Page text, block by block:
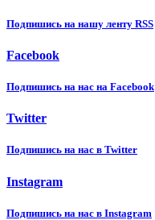
Подпишиcь на нашу ленту RSS
Facebook
Подпишиcь на нас на Facebook
Twitter
Подпишиcь на нас в Twitter
Instagram
Подпишиcь на нас в Instagram